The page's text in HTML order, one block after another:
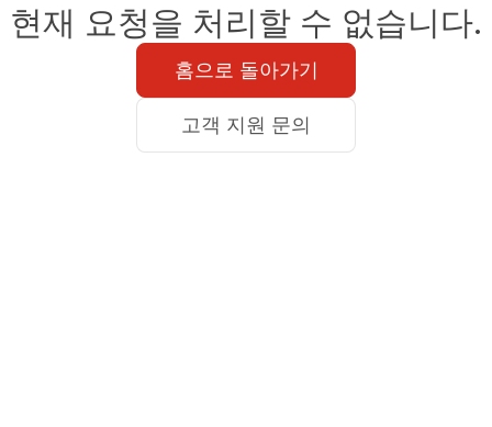
현재 요청을 처리할 수 없습니다.
홈으로 돌아가기
고객 지원 문의